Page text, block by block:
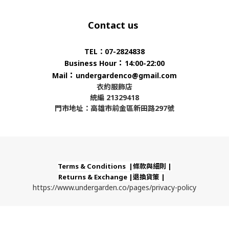
Contact us
TEL：07-2824838
Business Hour ： 14:00-22:00
Mail ： undergardenco@gmail.com
衣約服飾店
統編 21329418
門市地址：高雄市前金區新田路297號
Terms & Conditions |條款與細則 |
Returns & Exchange |退換貨策 |
https://www.undergarden.co/pages/privacy-policy